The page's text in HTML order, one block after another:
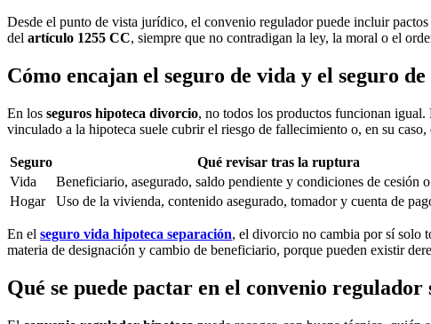
Desde el punto de vista jurídico, el convenio regulador puede incluir
del artículo 1255 CC, siempre que no contradigan la ley, la moral o el
Cómo encajan el seguro de vida y el seguro
En los seguros hipoteca divorcio, no todos los productos funcionan
vinculado a la hipoteca suele cubrir el riesgo de fallecimiento o, en su caso,
Seguro Qué revisar tras la ruptura
Vida
Beneficiario, asegurado, saldo pendiente y condiciones de cesión
Hogar
Uso de la vivienda, contenido asegurado, tomador y cuenta de
En el seguro vida hipoteca separación, el divorcio no cambia por sí solo
materia de designación y cambio de beneficiario, porque pueden existir
Qué se puede pactar en el convenio